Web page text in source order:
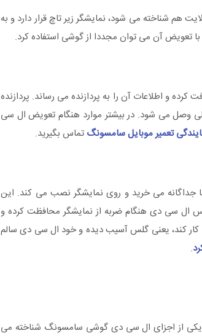
می شود، نمایشگر زیر تاچ قرار دارد و به
تعویض آن می توان مجددا از گوشی استفاده کرد.
و اطلاعات آن را به پردازنده می رساند. پردازنده
وصل می شود. در بیشتر موارد هنگام تعویض ال سی
تعمیر موبایل سامسونگ تماس بگیرید.
می خرید و روی نمایشگر نصب می کند. این
ال سی دی هنگام ضربه از نمایشگر محافظت کرده و
کند، یعنی گلس آسیب دیده و خود ال سی دی سالم
.
یکی از اجزای ال سی دی گوشی سامسونگ شناخته می